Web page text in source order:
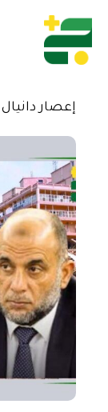
إعصار دانيال